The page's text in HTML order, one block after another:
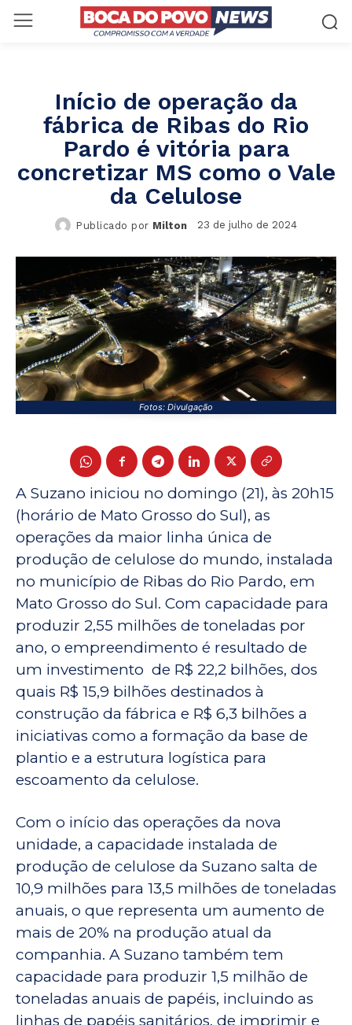
Início de operação da
fábrica de Ribas do Rio
Pardo é vitória para
concretizar MS como o Vale
da Celulose
Publicado por Milton 23 de julho de 2024
Fotos: Divulgação
A Suzano iniciou no domingo (21), às 20h15
(horário de Mato Grosso do Sul), as
operações da maior linha única de
produção de celulose do mundo, instalada
no município de Ribas do Rio Pardo, em
Mato Grosso do Sul. Com capacidade para
produzir 2,55 milhões de toneladas por
ano, o empreendimento é resultado de
um investimento de R$ 22,2 bilhões, dos
quais R$ 15,9 bilhões destinados à
construção da fábrica e R$ 6,3 bilhões a
iniciativas como a formação da base de
plantio e a estrutura logística para
escoamento da celulose.
Com o início das operações da nova
unidade, a capacidade instalada de
produção de celulose da Suzano salta de
10,9 milhões para 13,5 milhões de toneladas
anuais, o que representa um aumento de
mais de 20% na produção atual da
companhia. A Suzano também tem
capacidade para produzir 1,5 milhão de
toneladas anuais de papéis, incluindo as
linhas de papéis sanitários, de imprimir e